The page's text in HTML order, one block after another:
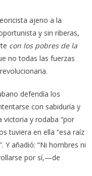
ajeno a la
y sin riberas,
con los pobres de la
no todas las fuerzas
defendía los
con sabiduría y
victoria y rodaba “por
tuviera en ella “esa raíz
Y añadió: “Ni hombres ni
por sí,—de